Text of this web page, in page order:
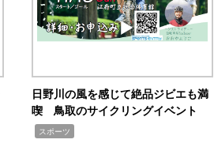
日野川の風を感じて絶品ジビエも満
喫 鳥取のサイクリングイベント
スポーツ